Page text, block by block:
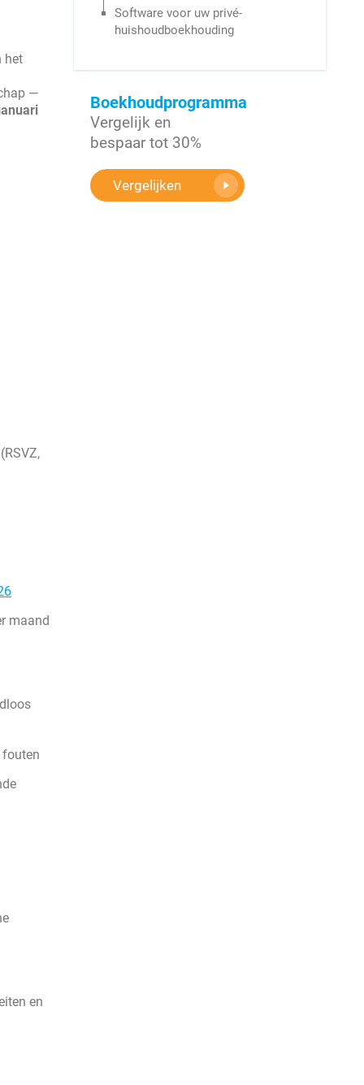
het
—
maand
en
Software voor uw privé-
huishoudboekhouding
Boekhoudprogramma
Vergelijk en
bespaar tot 30%
Vergelijken